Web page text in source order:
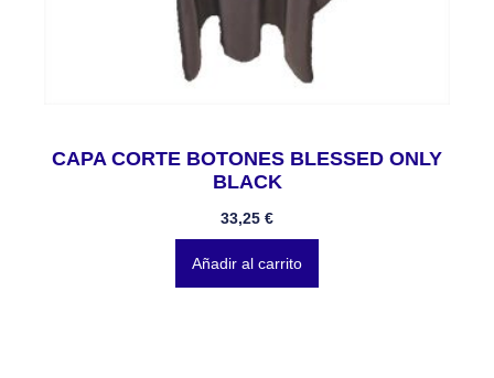
CAPA CORTE BOTONES BLESSED ONLY
BLACK
33,25 €
Añadir al carrito